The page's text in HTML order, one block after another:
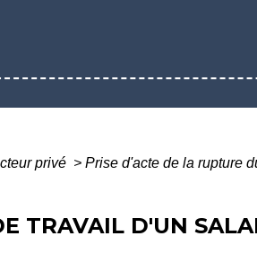
privé > Prise d'acte de la rupture
TRAVAIL D'UN